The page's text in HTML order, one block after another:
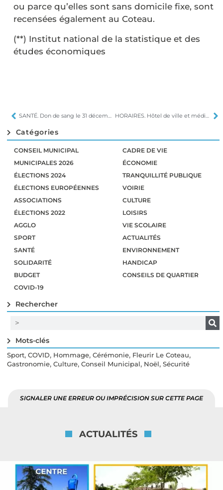
ou parce qu’elles sont sans domicile fixe, sont
recensées également au Coteau.
(**) Institut national de la statistique et des
études économiques
SANTÉ. Don de sang le 31 décembre HORAIRES. Hôtel de ville et médiathèque
Catégories
CONSEIL MUNICIPAL
MUNICIPALES 2026
ÉLECTIONS 2024
ÉLECTIONS EUROPÉENNES
ASSOCIATIONS
ÉLECTIONS 2022
AGGLO
SPORT
SANTÉ
SOLIDARITÉ
BUDGET
COVID-19
CADRE DE VIE
ÉCONOMIE
TRANQUILLITÉ PUBLIQUE
VOIRIE
CULTURE
LOISIRS
VIE SCOLAIRE
ACTUALITÉS
ENVIRONNEMENT
HANDICAP
CONSEILS DE QUARTIER
Rechercher
Mots-clés
Sport, COVID, Hommage, Cérémonie, Fleurir Le Coteau,
Gastronomie, Culture, Conseil Municipal, Noël, Sécurité
SIGNALER UNE ERREUR OU IMPRÉCISION SUR CETTE PAGE
ACTUALITÉS